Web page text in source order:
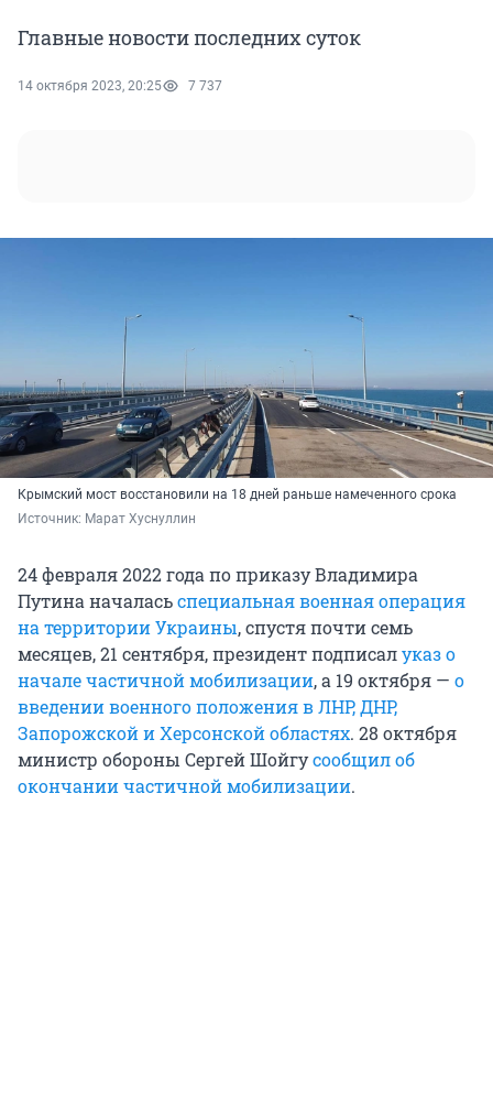
Главные новости последних суток
14 октября 2023, 20:25 7 737
Крымский мост восстановили на 18 дней раньше намеченного срока
Источник: Марат Хуснуллин
24 февраля 2022 года по приказу Владимира
Путина началасьспециальная военная операция
на территории Украины, спустя почти семь
месяцев, 21 сентября, президент подписалуказ о
начале частичной мобилизации, а 19 октября — о
введении военного положения в ЛНР, ДНР,
Запорожской и Херсонской областях. 28 октября
министр обороны Сергей Шойгусообщил об
окончании частичной мобилизации.